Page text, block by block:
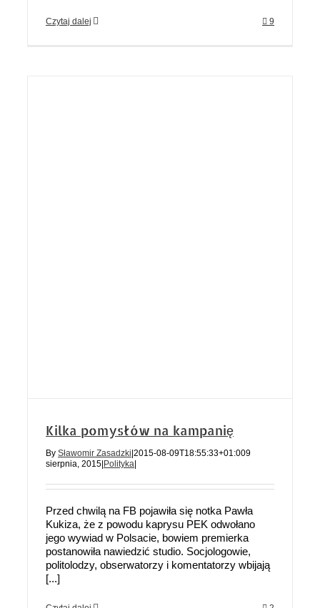
Czytaj dalej 9
Kilka pomysłów na kampanię
By Sławomir Zasadzki 2015-08-09T18:55:33+01:009
sierpnia, 2015 Polityka
Przed chwilą na FB pojawiła się notka Pawła
Kukiza, że z powodu kaprysu PEK odwołano
jego wywiad w Polsacie, bowiem premierka
postanowiła nawiedzić studio. Socjologowie,
politolodzy, obserwatorzy i komentatorzy wbijają
[...]